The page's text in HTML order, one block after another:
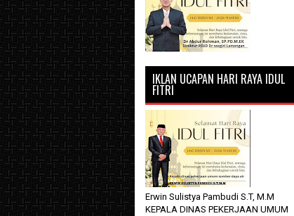
IKLAN UCAPAN HARI RAYA IDUL
FITRI
Erwin Sulistya Pambudi S.T, M.M
KEPALA DINAS PEKERJAAN UMUM